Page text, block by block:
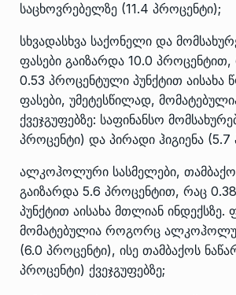
საცხოვრებელზე (11.4 პროცენტი);
სხვადასხვა საქონელი და
ფასები გაიზარდა 10.0 პროცენტით,
0.53 პროცენტული პუნქტით აისახა
ფასები, უმეტესწილად,
ქვეჯგუფებზე: საფინანსო
პროცენტი) და პირადი ჰიგიენა (5.7
ალკოჰოლური სასმელები,
გაიზარდა 5.6 პროცენტით, რაც
პუნქტით აისახა მთლიან ინდექსზე.
მომატებულია როგორც
(6.0 პროცენტი), ისე თამბაქოს
პროცენტი) ქვეჯგუფებზე;